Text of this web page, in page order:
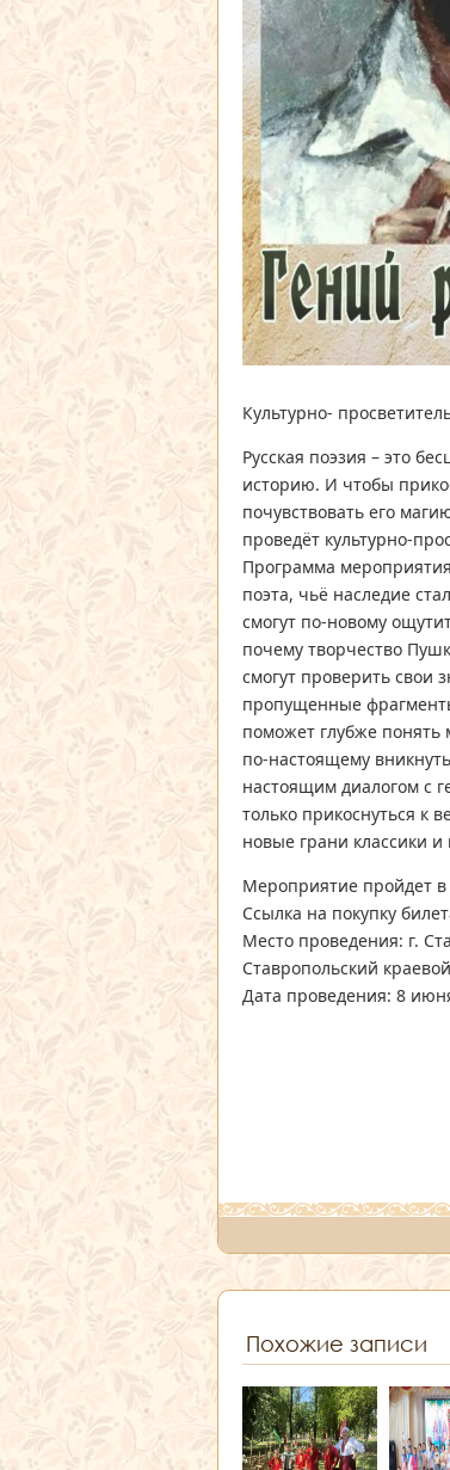
Культурно-
Русская поэзия – это
историю. И чтобы
почувствовать его
проведёт культурно-
Программа
поэта, чьё наследие
смогут по‑новому
почему творчество
смогут проверить свои
пропущенные
поможет глубже понять
по‑настоящему
настоящим диалогом с
только прикоснуться к
новые грани классики
Мероприятие пройдет
Ссылка на покупку
Место проведения: г.
Ставропольский
Дата проведения: 8
Похожие записи